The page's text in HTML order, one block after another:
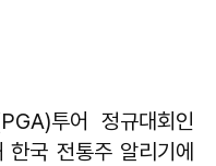
투어 정규대회인
국 전통주 알리기에